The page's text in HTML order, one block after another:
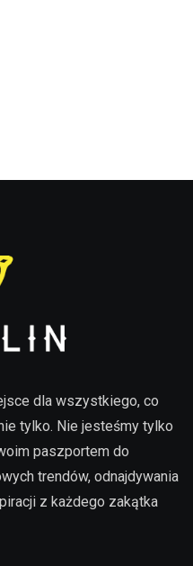
dla wszystkiego, co
tylko. Nie jesteśmy tylko
paszportem do
trendów, odnajdywania
z każdego zakątka